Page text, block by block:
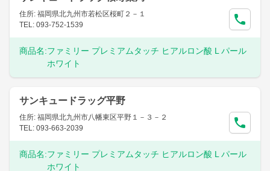
住所: 福岡県北九州市若松区桜町２－１
TEL: 093-752-1539
商品名:ファミリー プレミアムタッチ ヒアルロン酸 L パール
ホワイト
サンキュードラッグ平野
住所: 福岡県北九州市八幡東区平野１－３－２
TEL: 093-663-2039
商品名:ファミリー プレミアムタッチ ヒアルロン酸 L パール
ホワイト